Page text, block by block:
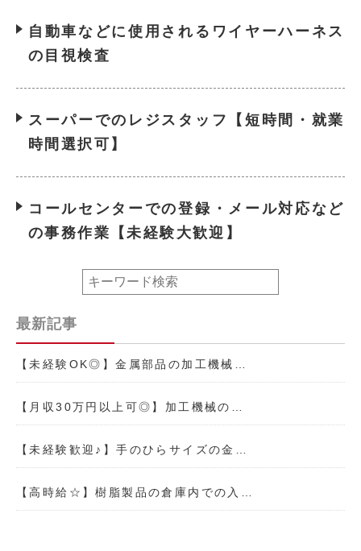
自動車などに使用されるワイヤーハーネス
の目視検査
スーパーでのレジスタッフ【短時間・就業
時間選択可】
コールセンターでの登録・メール対応など
の事務作業【未経験大歓迎】
最新記事
【未経験OK◎】金属部品の加工機械…
【月収30万円以上可◎】加工機械の…
【未経験歓迎♪】手のひらサイズの金…
【高時給☆】樹脂製品の倉庫内での入…